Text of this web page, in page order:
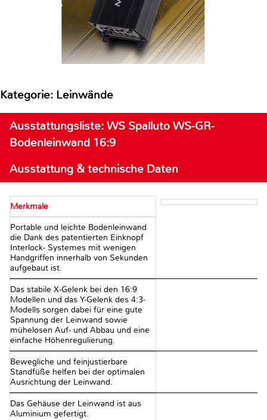
Kategorie: Leinwände
Ausstattungsliste: WS Spalluto WS-GR-
Bodenleinwand 16:9
Ausstattung & technische Daten
Merkmale
Portable und leichte Bodenleinwand
die Dank des patentierten Einknopf
Interlock- Systemes mit wenigen
Handgriffen innerhalb von Sekunden
aufgebaut ist.
Das stabile X-Gelenk bei den 16:9
Modellen und das Y-Gelenk des 4:3-
Modells sorgen dabei für eine gute
Spannung der Leinwand sowie
mühelosen Auf- und Abbau und eine
einfache Höhenregulierung.
Bewegliche und feinjustierbare
Standfüße helfen bei der optimalen
Ausrichtung der Leinwand.
Das Gehäuse der Leinwand ist aus
Aluminium gefertigt.